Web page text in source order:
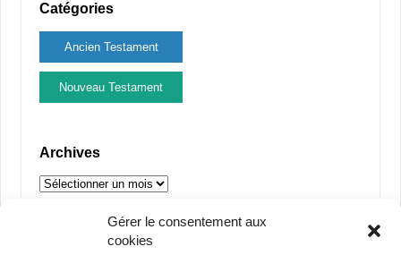
Gérer le consentement aux
cookies
Catégories
Ancien Testament
Nouveau Testament
Archives
Partenaires